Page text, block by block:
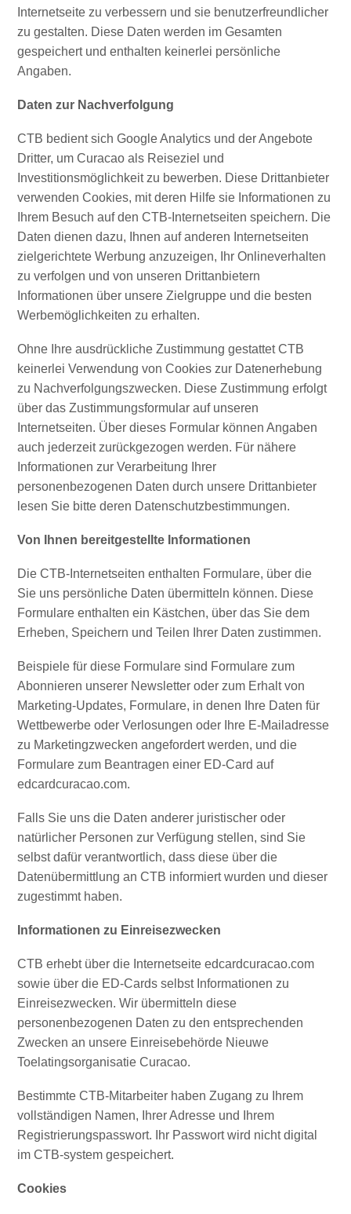
und
Wellness
Sport
und
Strände
und
Schnorchelplätze
Tauchoperatoren
Taxidienste
Touren
Wasseraktivitäten
Unterkunft
All-
inclusive
Apartments
Ferienhäuser
Hotels
und
Resorts
Sie
Ihren
Besuch
Internetseite zu verbessern und sie benutzerfreundlicher
zu gestalten. Diese Daten werden im Gesamten
gespeichert und enthalten keinerlei persönliche
Angaben.
Daten zur Nachverfolgung
CTB bedient sich Google Analytics und der Angebote
Dritter, um Curacao als Reiseziel und
Investitionsmöglichkeit zu bewerben. Diese Drittanbieter
verwenden Cookies, mit deren Hilfe sie Informationen zu
Ihrem Besuch auf den CTB-Internetseiten speichern. Die
Daten dienen dazu, Ihnen auf anderen Internetseiten
zielgerichtete Werbung anzuzeigen, Ihr Onlineverhalten
zu verfolgen und von unseren Drittanbietern
Informationen über unsere Zielgruppe und die besten
Werbemöglichkeiten zu erhalten.
Ohne Ihre ausdrückliche Zustimmung gestattet CTB
keinerlei Verwendung von Cookies zur Datenerhebung
zu Nachverfolgungszwecken. Diese Zustimmung erfolgt
über das Zustimmungsformular auf unseren
Internetseiten. Über dieses Formular können Angaben
auch jederzeit zurückgezogen werden. Für nähere
Informationen zur Verarbeitung Ihrer
personenbezogenen Daten durch unsere Drittanbieter
lesen Sie bitte deren Datenschutzbestimmungen.
Von Ihnen bereitgestellte Informationen
Die CTB-Internetseiten enthalten Formulare, über die
Sie uns persönliche Daten übermitteln können. Diese
Formulare enthalten ein Kästchen, über das Sie dem
Erheben, Speichern und Teilen Ihrer Daten zustimmen.
Beispiele für diese Formulare sind Formulare zum
Abonnieren unserer Newsletter oder zum Erhalt von
Marketing-Updates, Formulare, in denen Ihre Daten für
Wettbewerbe oder Verlosungen oder Ihre E-Mailadresse
zu Marketingzwecken angefordert werden, und die
Formulare zum Beantragen einer ED-Card auf
edcardcuracao.com.
Falls Sie uns die Daten anderer juristischer oder
natürlicher Personen zur Verfügung stellen, sind Sie
selbst dafür verantwortlich, dass diese über die
Datenübermittlung an CTB informiert wurden und dieser
zugestimmt haben.
Informationen zu Einreisezwecken
CTB erhebt über die Internetseite edcardcuracao.com
sowie über die ED-Cards selbst Informationen zu
Einreisezwecken. Wir übermitteln diese
personenbezogenen Daten zu den entsprechenden
Zwecken an unsere Einreisebehörde Nieuwe
Toelatingsorganisatie Curacao.
Bestimmte CTB-Mitarbeiter haben Zugang zu Ihrem
vollständigen Namen, Ihrer Adresse und Ihrem
Registrierungspasswort. Ihr Passwort wird nicht digital
im CTB-system gespeichert.
Cookies